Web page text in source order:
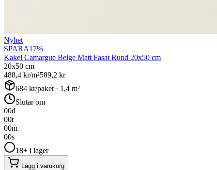
Nyhet
SPARA17%
Kakel Camargue Beige Matt Fasat Rund 20x50 cm
20x50 cm
488,4 kr/m²589,2 kr
684 kr/paket · 1,4 m²
Slutar om
00d
00t
00m
00s
18+ i lager
Lägg i varukorg